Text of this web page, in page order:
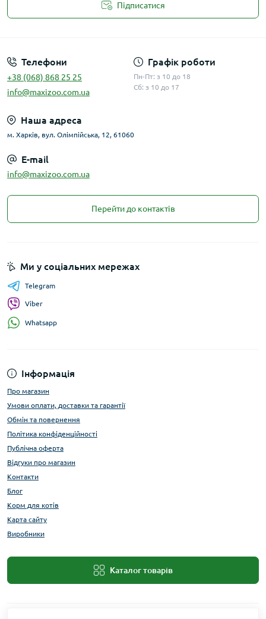
Підписатися
Телефони
+38 (068) 868 25 25
info@maxizoo.com.ua
Графік роботи
Пн-Пт: з 10 до 18
Сб: з 10 до 17
Наша адреса
м. Харків, вул. Олімпійська, 12, 61060
E-mail
info@maxizoo.com.ua
Перейти до контактів
Інформація
Про магазин
Умови оплати, доставки та гарантії
Обмін та повернення
Політика конфіденційності
Публічна оферта
Відгуки про магазин
Контакти
Блог
Корм для котів
Карта сайту
Виробники
Каталог товарів
Ми у соціальних мережах
Telegram
Viber
Whatsapp